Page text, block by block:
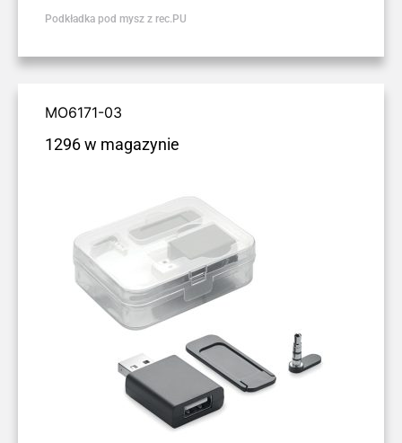
Podkładka pod mysz z rec.PU
MO6171-03
1296 w magazynie